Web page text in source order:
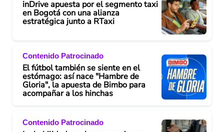
inDrive apuesta por el segmento taxi
en Bogotá con una alianza
estratégica junto a RTaxi
Contenido Patrocinado
El fútbol también se siente en el
estómago: así nace "Hambre de
Gloria", la apuesta de Bimbo para
acompañar a los hinchas
Contenido Patrocinado